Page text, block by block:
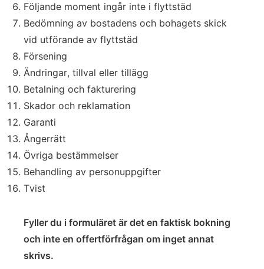
Följande moment ingår inte i flyttstäd
Bedömning av bostadens och bohagets skick
vid utförande av flyttstäd
Försening
Ändringar, tillval eller tillägg
Betalning och fakturering
Skador och reklamation
Garanti
Ångerrätt
Övriga bestämmelser
Behandling av personuppgifter
Tvist
Fyller du i formuläret är det en faktisk bokning
och inte en offertförfrågan om inget annat
skrivs.